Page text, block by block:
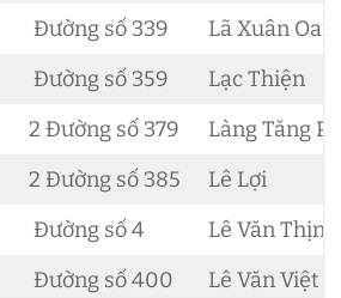
Đường số 339
Lã Xuân Oai
Đường số 359
Lạc Thiện
2 Đường số 379
Làng Tăng
2 Đường số 385
Lê Lợi
Đường số 4
Lê Văn Thịnh
Đường số 400
Lê Văn Việt